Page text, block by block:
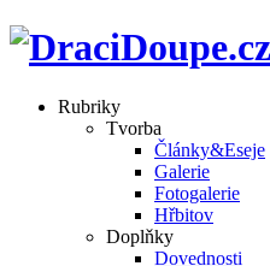
Rubriky
Tvorba
Články&Eseje
Galerie
Fotogalerie
Hřbitov
Doplňky
Dovednosti